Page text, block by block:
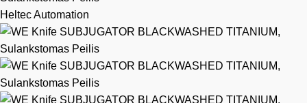
Heltec Automation